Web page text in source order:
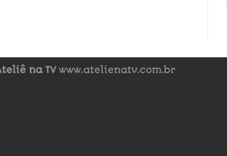
na TVwww.atelienatv.com.br